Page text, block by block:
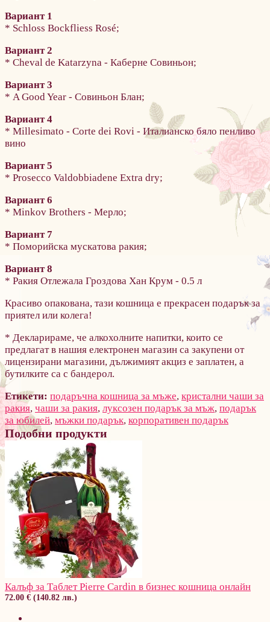
Вариант 1
* Schloss Bockfliess Rosé;
Вариант 2
* Cheval de Katarzyna - Каберне Совиньон;
Вариант 3
* A Good Year - Совиньон Блан;
Вариант 4
* Millesimato - Corte dei Rovi - Италианско бяло пенливо
вино
Вариант 5
* Prosecco Valdobbiadene Extra dry;
Вариант 6
* Minkov Brothers - Мерло;
Вариант 7
* Поморийска мускатова ракия;
Вариант 8
* Ракия Отлежала Гроздова Хан Крум - 0.5 л
Красиво опакована, тази кошница е прекрасен подарък за
приятел или колега!
* Декларираме, че алкохолните напитки, които се
предлагат в нашия електронен магазин са закупени от
лицензирани магазини, дължимият акциз е заплатен, а
бутилките са с бандерол.
Етикети: подаръчна кошница за мъже, кристални чаши за
ракия, чаши за ракия, луксозен подарък за мъж, подарък
за юбилей, мъжки подарък, корпоративен подарък
Подобни продукти
Калъф за Таблет Pierre Cardin в бизнес кошница онлайн
72.00 € (140.82 лв.)